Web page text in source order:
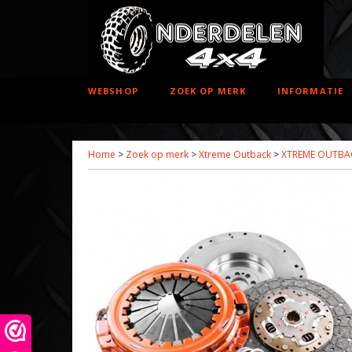
WEBSHOP ZOEK OP MERK INFORMATIE
Home > Zoek op merk >Xtreme Outback >XTREME